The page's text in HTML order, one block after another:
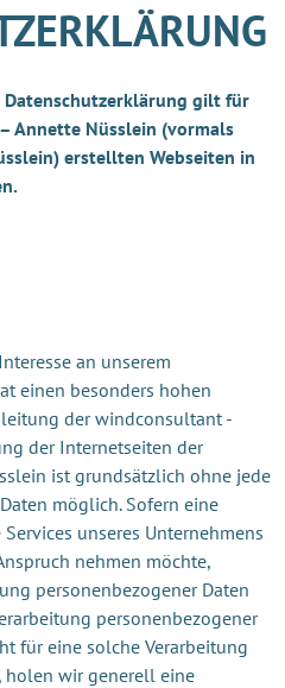
Datenschutzerklärung gilt für
Annette Nüsslein (vormals
erstellten Webseiten in
an unserem
einen besonders hohen
der windconsultant -
der Internetseiten der
ist grundsätzlich ohne jede
möglich. Sofern eine
unseres Unternehmens
nehmen möchte,
personenbezogener Daten
personenbezogener
für eine solche Verarbeitung
holen wir generell eine